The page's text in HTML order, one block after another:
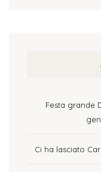
Festa grande
Ci ha lasciato